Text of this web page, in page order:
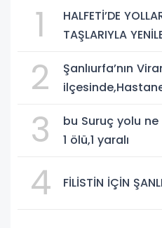
1
HALFETİ’DE
TAŞLARIYLA
2
Şanlıurfa’nın
3
bu Suruç yolu
1 ölü,1 yaralı
4 FİLİSTİN İÇİN